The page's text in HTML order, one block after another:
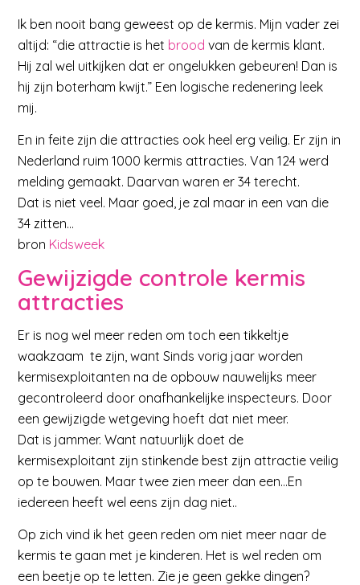
Ik ben nooit bang geweest op de kermis. Mijn vader zei
altijd: “die attractie is het brood van de kermis klant.
Hij zal wel uitkijken dat er ongelukken gebeuren! Dan is
hij zijn boterham kwijt.” Een logische redenering leek
mij.
En in feite zijn die attracties ook heel erg veilig. Er zijn in
Nederland ruim 1000 kermis attracties. Van 124 werd
melding gemaakt. Daarvan waren er 34 terecht.
Dat is niet veel. Maar goed, je zal maar in een van die
34 zitten…
bron Kidsweek
Gewijzigde controle kermis
attracties
Er is nog wel meer reden om toch een tikkeltje
waakzaam te zijn, want Sinds vorig jaar worden
kermisexploitanten na de opbouw nauwelijks meer
gecontroleerd door onafhankelijke inspecteurs. Door
een gewijzigde wetgeving hoeft dat niet meer.
Dat is jammer. Want natuurlijk doet de
kermisexploitant zijn stinkende best zijn attractie veilig
op te bouwen. Maar twee zien meer dan een…En
iedereen heeft wel eens zijn dag niet..
Op zich vind ik het geen reden om niet meer naar de
kermis te gaan met je kinderen. Het is wel reden om
een beetje op te letten. Zie je geen gekke dingen?